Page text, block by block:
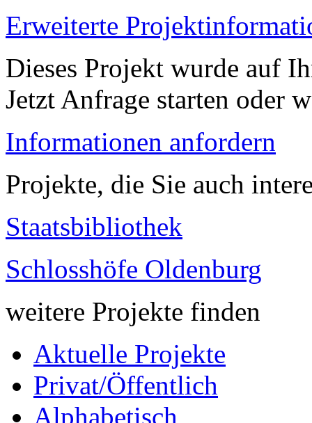
Erweiterte
Dieses Projekt wurde auf
Jetzt Anfrage starten oder
Informationen anfordern
Projekte, die Sie auch
Staatsbibliothek
Schlosshöfe Oldenburg
weitere Projekte finden
Aktuelle Projekte
Privat/Öffentlich
Alphabetisch